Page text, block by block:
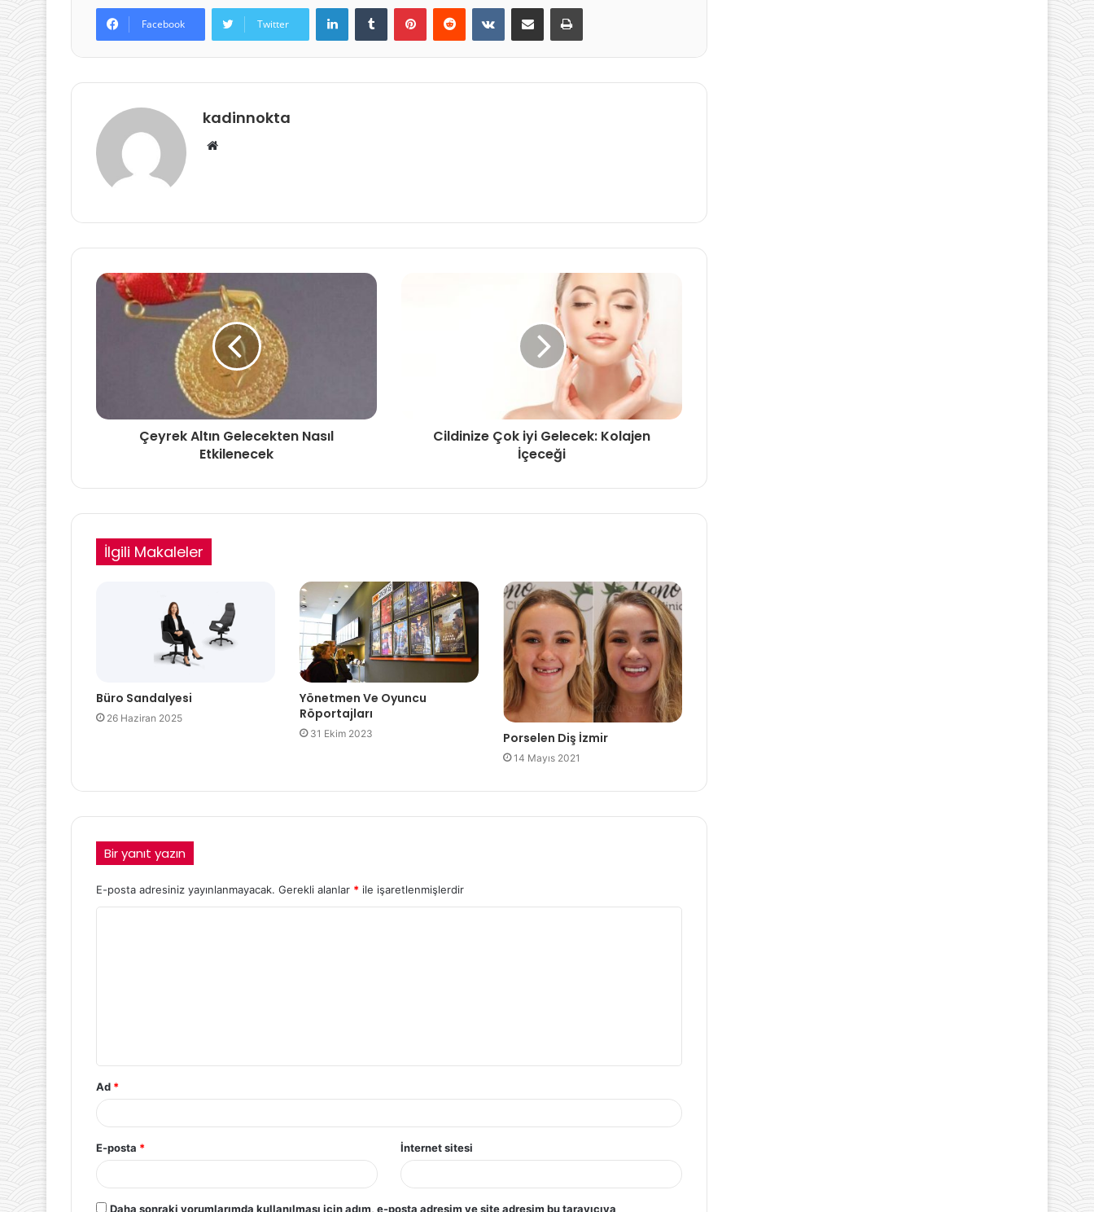
Facebook Twitter
LinkedInTumblr PinterestReddit VKontakteE-Posta ile paylaş Yazdır
kadinnokta
Web
Çeyrek Altın Gelecekten Nasıl
Etkilenecek
Cildinize Çok iyi Gelecek: Kolajen
İçeceği
İlgili Makaleler
Büro Sandalyesi
26 Haziran 2025
Yönetmen Ve Oyuncu
Röportajları
31 Ekim 2023 Porselen Diş İzmir
14 Mayıs 2021
Bir yanıt yazın
E-posta adresiniz yayınlanmayacak. Gerekli alanlar * ile işaretlenmişlerdir
Ad *
E-posta * İnternet sitesi
Daha sonraki yorumlarımda kullanılması için adım, e-posta adresim ve site adresim bu tarayıcıya